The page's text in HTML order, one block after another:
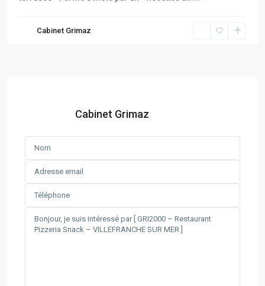
Cabinet Grimaz
Cabinet Grimaz